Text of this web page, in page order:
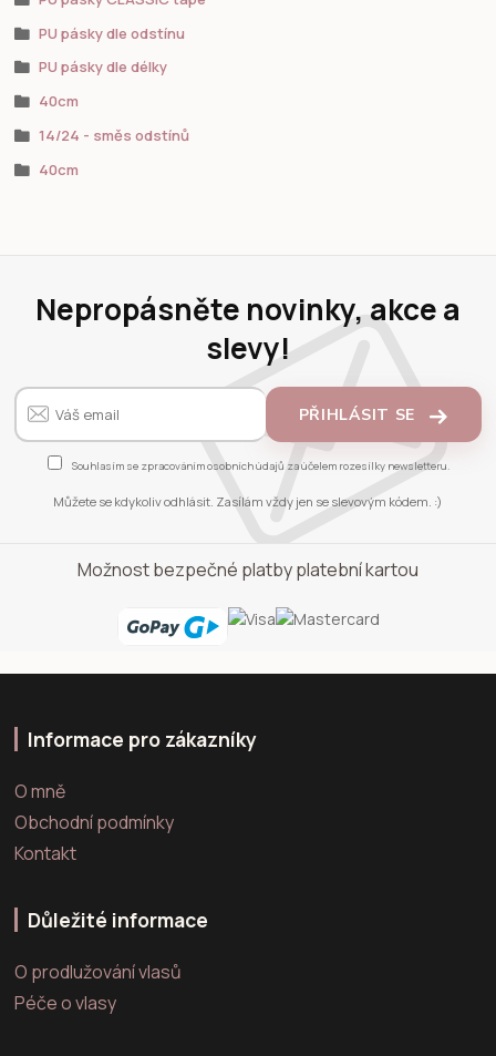
PU pásky dle odstínu
PU pásky dle délky
40cm
14/24 - směs odstínů
40cm
Nepropásněte novinky, akce a
slevy!
PŘIHLÁSIT SE
Souhlasím se zpracováním osobních údajů za účelem rozesílky newsletteru.
Můžete se kdykoliv odhlásit. Zasílám vždy jen se slevovým kódem. :)
Možnost bezpečné platby platební kartou
Informace pro zákazníky
O mně
Obchodní podmínky
Kontakt
Důležité informace
O prodlužování vlasů
Péče o vlasy